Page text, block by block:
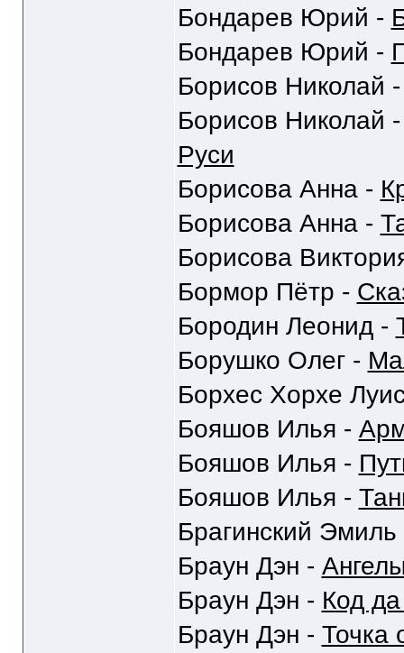
Бондарев Юрий -
Бондарев Юрий -
Борисов Николай
Борисов Николай
Руси
Борисова Анна -
Борисова Анна -
Борисова
Бормор Пётр -
Бородин Леонид -
Борушко Олег -
Борхес Хорхе
Бояшов Илья -
Бояшов Илья -
Бояшов Илья -
Брагинский
Браун Дэн -
Браун Дэн - Код
Браун Дэн - Точка